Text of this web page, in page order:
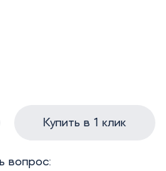
Купить в 1 клик
вопрос: